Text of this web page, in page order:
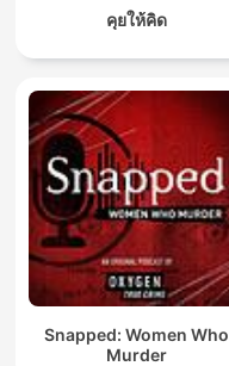
คุยให้คิด
Snapped: Women Who
Murder